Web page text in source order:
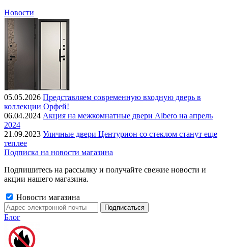
Новости
05.05.2026 Представляем современную входную дверь в
коллекции Орфей!
06.04.2024 Акция на межкомнатные двери Albero на апрель
2024
21.09.2023 Уличные двери Центурион со стеклом станут еще
теплее
Подписка на новости магазина
Подпишитесь на рассылку и получайте свежие новости и
акции нашего магазина.
Новости магазина
Блог